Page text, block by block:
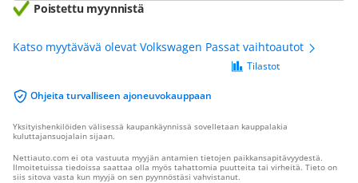
Poistettu myynnistä
Katso myytävävä olevat Volkswagen Passat vaihtoautot
Ohjeita turvalliseen ajoneuvokauppaan
Tilastot
Yksityishenkilöiden välisessä kaupankäynnissä sovelletaan kauppalakia
kuluttajansuojalain sijaan.
Nettiauto.com ei ota vastuuta myyjän antamien tietojen paikkansapitävyydestä.
Ilmoitetuissa tiedoissa saattaa olla myös tahattomia puutteita tai virheitä. Tieto on
siis sitova vasta kun myyjä on sen pyynnöstäsi vahvistanut.